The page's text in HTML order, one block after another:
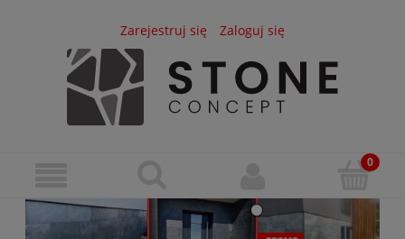
Zarejestruj się Zaloguj się